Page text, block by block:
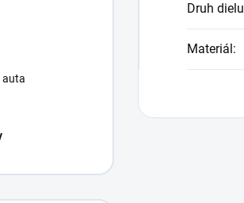
auta
Druh dielu
Materiál: